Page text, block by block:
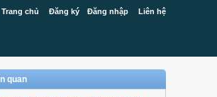
Trang chủ Đăng ký Đăng nhập Liên hệ
quan